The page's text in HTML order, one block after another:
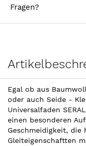
Fragen?
Egal ob aus
oder auch Seide -
Universalfaden
einen besonderen
Geschmeidigkeit, die
Gleiteigenschaftten